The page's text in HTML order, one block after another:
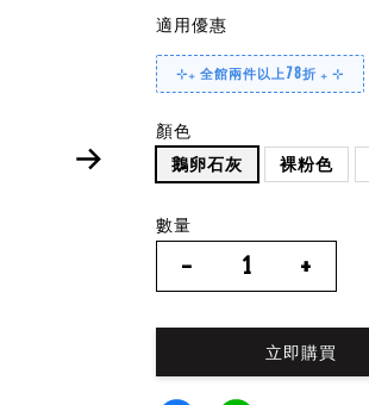
適用優惠
⊹₊ 全館兩件以上78折 ₊ ⊹
顏色
鵝卵石灰
裸粉色
數量
- +
立即購買